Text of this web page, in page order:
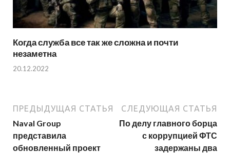
Когда служба все так же сложна и почти
незаметна
20.12.2022
ПРЕДЫДУЩАЯ СТАТЬЯ
Naval Group
представила
обновленный проект
СЛЕДУЮЩАЯ СТАТЬЯ
По делу главного борца
с коррупцией ФТС
задержаны два